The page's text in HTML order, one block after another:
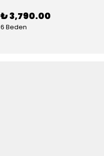
₺ 3,790.00
6 Beden